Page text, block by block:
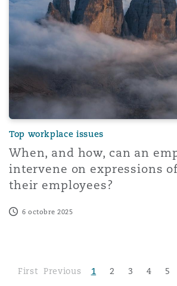
Top workplace issues
When, and how, can an
intervene on expressions
their employees?
6 octobre 2025
First Previous 1 2 3 4 5